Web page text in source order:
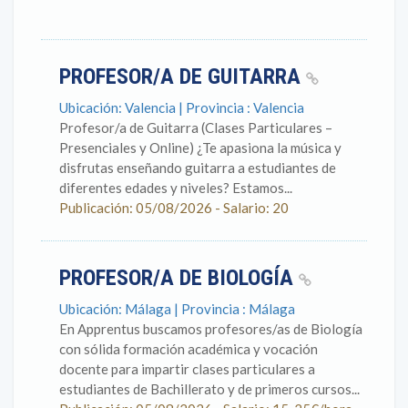
PROFESOR/A DE GUITARRA
Ubicación: Valencia | Provincia : Valencia
Profesor/a de Guitarra (Clases Particulares –
Presenciales y Online) ¿Te apasiona la música y
disfrutas enseñando guitarra a estudiantes de
diferentes edades y niveles? Estamos...
Publicación: 05/08/2026 - Salario: 20
PROFESOR/A DE BIOLOGÍA
Ubicación: Málaga | Provincia : Málaga
En Apprentus buscamos profesores/as de Biología
con sólida formación académica y vocación
docente para impartir clases particulares a
estudiantes de Bachillerato y de primeros cursos...